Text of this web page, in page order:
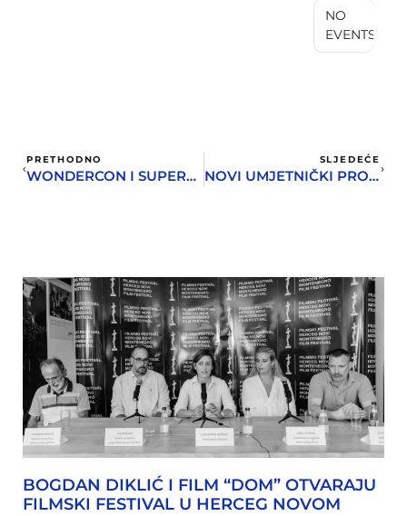
NO
EVENTS
PRETHODNO
WONDERCON I SUPERHEROJI OD PETKA U GALEIJI PIZANA
SLJEDEĆE
NOVI UMJETNIČKI PROSTOR U HERCEG NOVOM – KAFEDRA GALLERY
BOGDAN DIKLIĆ I FILM “DOM” OTVARAJU
FILMSKI FESTIVAL U HERCEG NOVOM